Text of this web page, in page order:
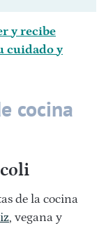
y recibe
cuidado y
cocina
de la cocina
, vegana y